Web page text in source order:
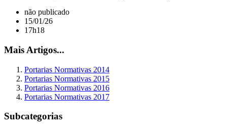
não publicado
15/01/26
17h18
Mais Artigos...
Portarias Normativas 2014
Portarias Normativas 2015
Portarias Normativas 2016
Portarias Normativas 2017
Subcategorias